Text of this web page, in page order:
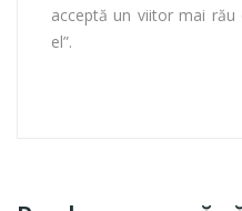
acceptă un viitor mai
el”.